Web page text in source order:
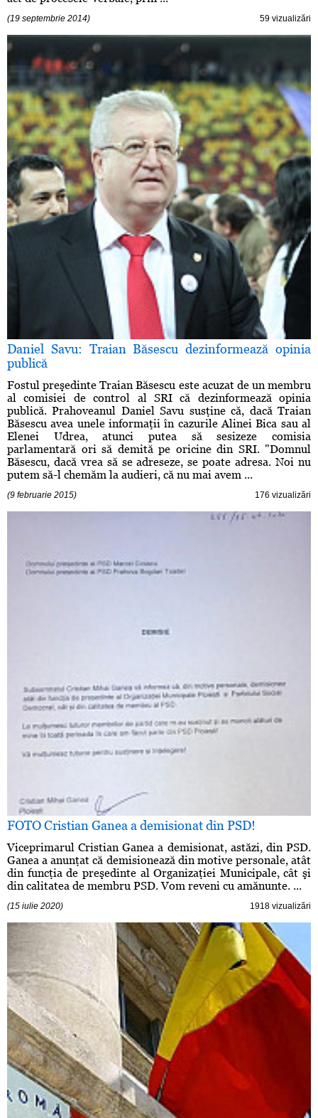
(19 septembrie 2014) 59 vizualizări
Daniel Savu: Traian Băsescu dezinformează opinia
publică
Fostul preşedinte Traian Băsescu este acuzat de un membru
al comisiei de control al SRI că dezinformează opinia
publică. Prahoveanul Daniel Savu susţine că, dacă Traian
Băsescu avea unele informaţii în cazurile Alinei Bica sau al
Elenei Udrea, atunci putea să sesizeze comisia
parlamentară ori să demită pe oricine din SRI. "Domnul
Băsescu, dacă vrea să se adreseze, se poate adresa. Noi nu
putem să-l chemăm la audieri, că nu mai avem ...
(9 februarie 2015) 176 vizualizări
FOTO Cristian Ganea a demisionat din PSD!
Viceprimarul Cristian Ganea a demisionat, astăzi, din PSD.
Ganea a anunţat că demisionează din motive personale, atât
din funcţia de preşedinte al Organizaţiei Municipale, cât şi
din calitatea de membru PSD. Vom reveni cu amănunte. ...
(15 iulie 2020) 1918 vizualizări